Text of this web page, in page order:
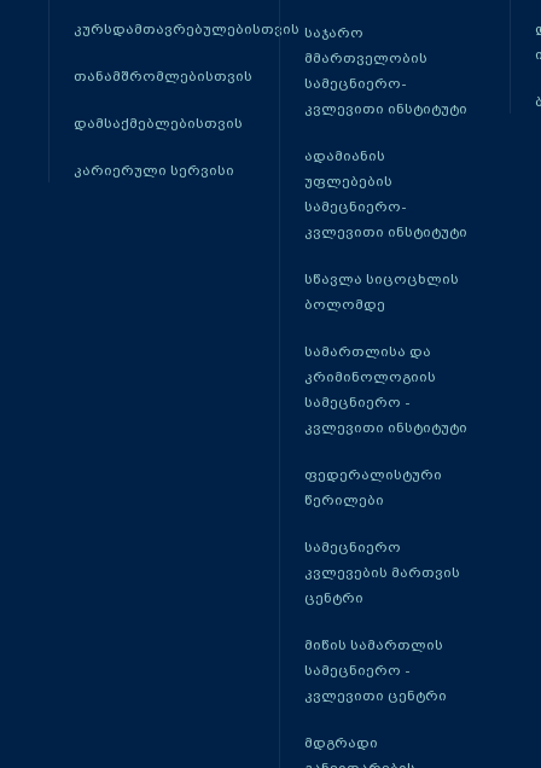
კურსდამთავრებულებისთვის
თანამშრომლებისთვის
დამსაქმებლებისთვის
კარიერული სერვისი
საჯარო
მმართველობის
სამეცნიერო-
კვლევითი ინსტიტუტი
ადამიანის
უფლებების
სამეცნიერო-
კვლევითი ინსტიტუტი
სწავლა სიცოცხლის
ბოლომდე
სამართლისა და
კრიმინოლოგიის
სამეცნიერო -
კვლევითი ინსტიტუტი
ფედერალისტური
წერილები
სამეცნიერო
კვლევების მართვის
ცენტრი
მიწის სამართლის
სამეცნიერო -
კვლევითი ცენტრი
მდგრადი